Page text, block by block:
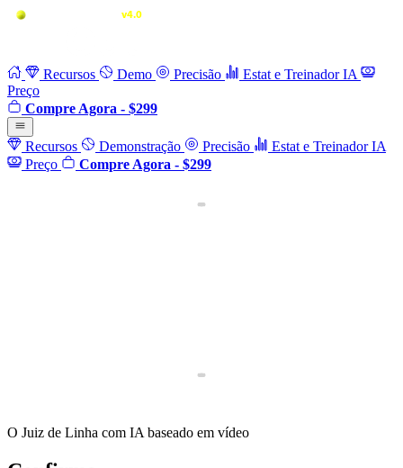
Recursos Demo Precisão
Estat e Treinador IA
Preço
Compre Agora - $299
Recursos Demonstração Precisão
Estat e Treinador IA
Preço
Compre Agora - $299
O Juiz de Linha com IA baseado em vídeo